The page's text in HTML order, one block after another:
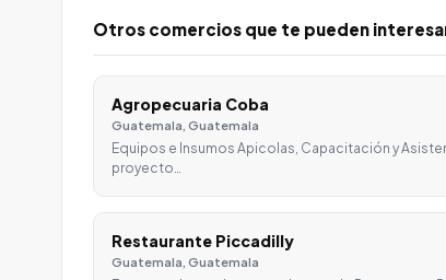
Otros comercios que te pueden
Agropecuaria Coba
Guatemala, Guatemala
Equipos e Insumos Apicolas, Capacitación y
proyecto…
Restaurante Piccadilly
Guatemala, Guatemala